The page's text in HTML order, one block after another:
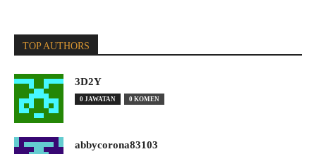
TOP AUTHORS
3D2Y
0 JAWATAN 0 KOMEN
abbycorona83103